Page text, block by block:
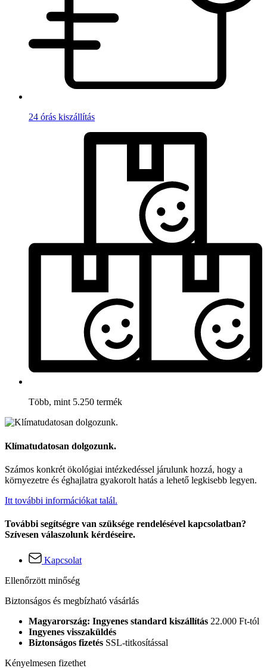
24 órás kiszállítás
Több, mint 5.250 termék
Klímatudatosan dolgozunk.
Számos konkrét ökológiai intézkedéssel járulunk hozzá, hogy a
környezetre és éghajlatra gyakorolt hatás a lehető legkisebb legyen.
Itt további információkat talál.
További segítségre van szüksége rendelésével kapcsolatban?
Szívesen válaszolunk kérdéseire.
Kapcsolat
Ellenőrzött minőség
Biztonságos és megbízható vásárlás
Magyarország: Ingyenes standard kiszállítás 22.000 Ft-tól
Ingyenes visszaküldés
Biztonságos fizetés SSL-titkosítással
Kényelmesen fizethet